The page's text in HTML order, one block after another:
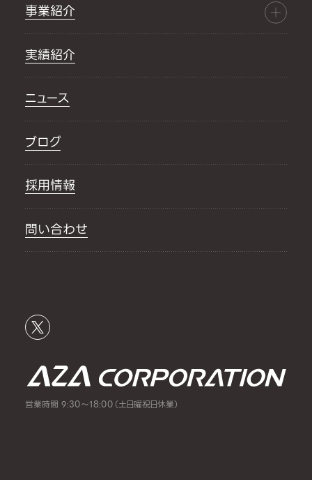
事業紹介
実績紹介
ニュース
ブログ
採用情報
問い合わせ
営業時間 9:30～18:00（土日曜祝日休業）